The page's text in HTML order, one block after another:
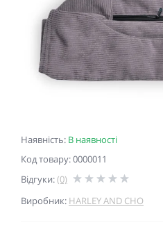
Наявність: В наявності
Код товару: 0000011
Відгуки:(0)
Виробник: HARLEY AND CHO